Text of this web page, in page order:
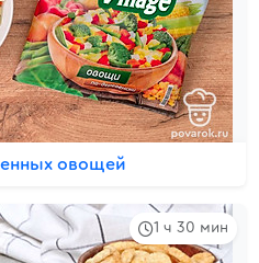
овощей
1 ч 30 мин